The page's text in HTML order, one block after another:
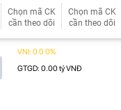
Chọn mã CK
cần theo dõi
Chọn mã CK
cần theo dõi